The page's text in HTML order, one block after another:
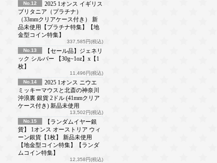
No.12
2025 1オンス イギリス
ブリタニア（プラチナ）
（33mmクリアケース付き） 新
品未使用【プラチナ特集】【地
金型コイン特集】
337,585円(税込)
No.13
【セール品】ジェネリ
ック シルバー 【30g~1oz】x【1
枚】
11,496円(税込)
No.14
2025 1オンス ニウエ
ミッキーマウスと北斎の神奈川
沖浪裏 銀貨 2ドル (41mmクリア
ケース付き) 新品未使用
13,502円(税込)
No.15
【ランダムイヤー銀
貨】 1オンス オーストリア ウィ
ーン銀貨【1枚】 新品未使用
【地金型コイン特集】【ランダ
ムコイン特集】
12,358円(税込)